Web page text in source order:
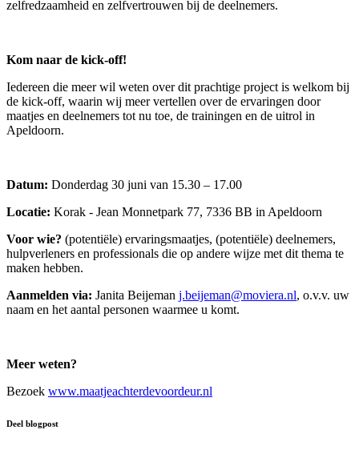
zelfredzaamheid en zelfvertrouwen bij de deelnemers.
Kom naar de kick-off!
Iedereen die meer wil weten over dit prachtige project is welkom bij
de kick-off, waarin wij meer vertellen over de ervaringen door
maatjes en deelnemers tot nu toe, de trainingen en de uitrol in
Apeldoorn.
Datum: Donderdag 30 juni van 15.30 – 17.00
Locatie: Korak - Jean Monnetpark 77, 7336 BB in Apeldoorn
Voor wie? (potentiële) ervaringsmaatjes, (potentiële) deelnemers,
hulpverleners en professionals die op andere wijze met dit thema te
maken hebben.
Aanmelden via: Janita Beijeman j.beijeman@moviera.nl, o.v.v. uw
naam en het aantal personen waarmee u komt.
Meer weten?
Bezoek www.maatjeachterdevoordeur.nl
Deel blogpost